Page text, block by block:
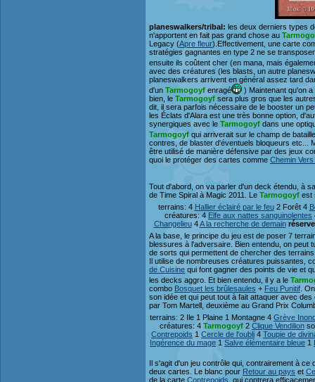
planeswalkers/tribal: les deux derniers types
n'apportent en fait pas grand chose au
Legacy (Apre fleur).Effectivement, une carte
stratégies gagnantes en type 2 ne se
ensuite ils coûtent cher (en mana, mais
avec des créatures (les blasts, un autre
planeswalkers arrivent en général assez tard
d'un Tarmogoyf enragé
) Maintenant qu'on
bien, le Tarmogoyf sera plus gros que les
dit, il sera parfois nécessaire de le booster un
les Éclats d'Alara est une très bonne option,
synergiques avec le Tarmogoyf dans une
Tarmogoyf qui arriverait sur le champ de
contres, de blaster d'éventuels bloqueurs etc...
être utilisé de manière défensive par des jeux
quoi le protéger des cartes comme Chemin Vers
Tout d'abord, on va parler d'un deck étendu, à
de Time Spiral à Magic 2011. Le Tarmogoyf est
terrains: 4 Hallier éclairé par le feu2 Forêt 4
créatures: 4 Elfe aux nattes sanguinolentes
Changelieu4A la recherche de demain
A la base, le principe du jeu est de poser 7
blessures à l'adversaire. Bien entendu, on peut
de sorts qui permettent de chercher des
Il utilise de nombreuses créatures puissantes,
de Cuisine qui font gagner des points de vie et
les decks aggro. Et bien entendu, il y a le
combo Bosquet les brûlesaules + Feu Punitif .
son idée et qui peut tout à fait attaquer avec
par Tom Martell, deuxième au Grand Prix
terrains: 2 Ile 1 Plaine 1 Montagne 4 Grève
créatures: 4 Tarmogoyf 2 Clique Vendilion
Contrepoids 1 Cercle de l'oubli 4 Toupie de
Ingérence du mage 1 Salve élémentaire bleue 1
Il s'agit d'un jeu contrôle qui, contrairement à
deux cartes. Le blanc pour Retour au pays et
de la carte Contrepoids , qui contrera